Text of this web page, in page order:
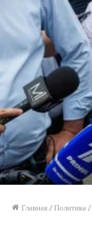
Главная /Политика /